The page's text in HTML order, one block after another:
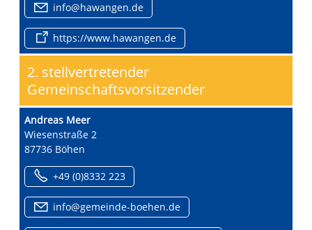
nf h w ng n d
https://www.hawangen.de
2. stellvertretender
Gemeinschaftsvorsitzender
Andreas Meer
Wiesenstraße 2
87736 Böhen
+49 (0)8332 223
nf g m nd -b h n d